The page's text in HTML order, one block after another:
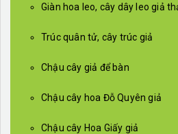
Giàn hoa leo, cây dây leo giả
Trúc quân tử, cây trúc giả
Chậu cây giả để bàn
Chậu cây hoa Đỗ Quyên giả
Chậu cây Hoa Giấy giả